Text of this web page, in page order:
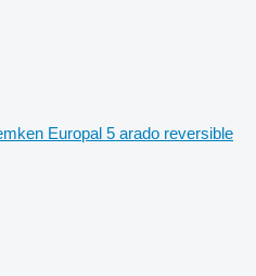
Europal 5 arado reversible